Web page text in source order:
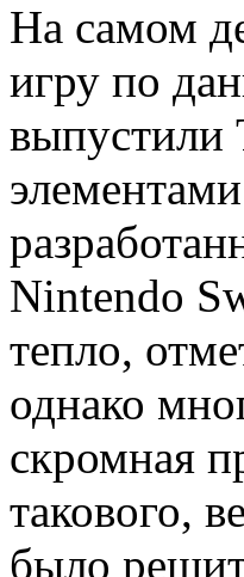
На самом
игру по
выпустили
Nintendo
тепло,
однако
скромная
такового,
было